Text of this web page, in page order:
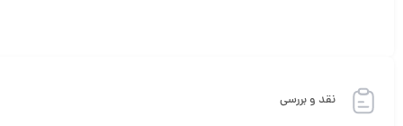
نقد و بررسی